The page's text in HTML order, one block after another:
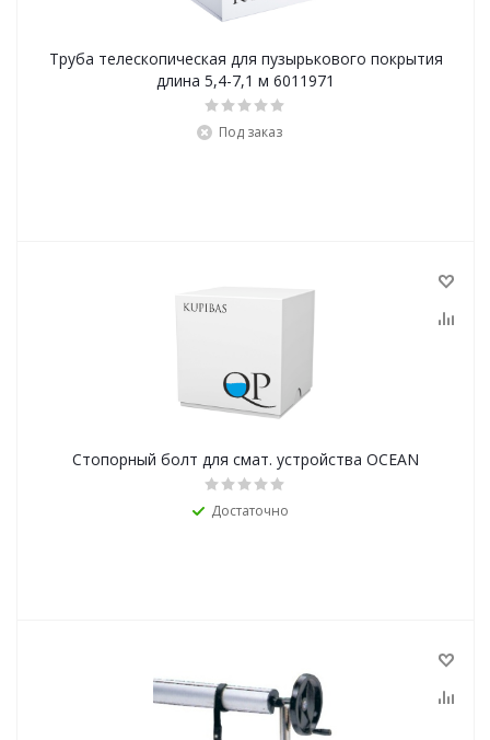
Труба телескопическая для пузырькового покрытия
длина 5,4-7,1 м 6011971
Под заказ
Стопорный болт для смат. устройства OCEAN
Достаточно